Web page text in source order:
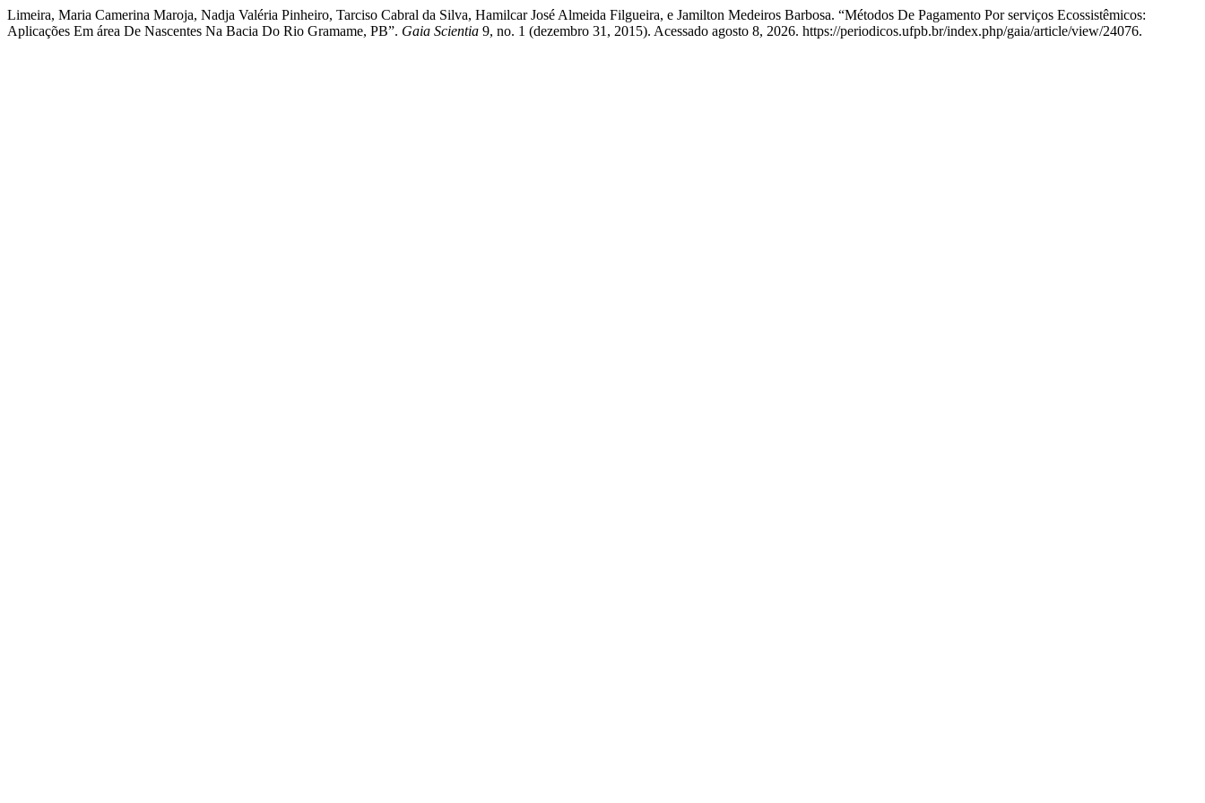
Limeira, Maria Camerina Maroja, Nadja Valéria Pinheiro, Tarciso Cabral da Silva, Hamilcar José Almeida Filgueira, e Jamilton Medeiros Barbosa. “Métodos De Pagamento Por serviços Ecossistêmicos:
Aplicações Em área De Nascentes Na Bacia Do Rio Gramame, PB”. Gaia Scientia 9, no. 1 (dezembro 31, 2015). Acessado agosto 8, 2026. https://periodicos.ufpb.br/index.php/gaia/article/view/24076.